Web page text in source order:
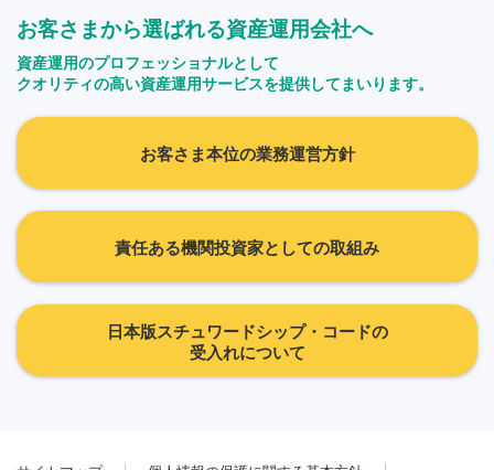
お客さまから選ばれる資産運用会社へ
資産運用のプロフェッショナルとして
クオリティの高い資産運用サービスを提供してまいります。
お客さま本位の業務運営方針
責任ある機関投資家としての取組み
日本版スチュワードシップ・コードの
受入れについて